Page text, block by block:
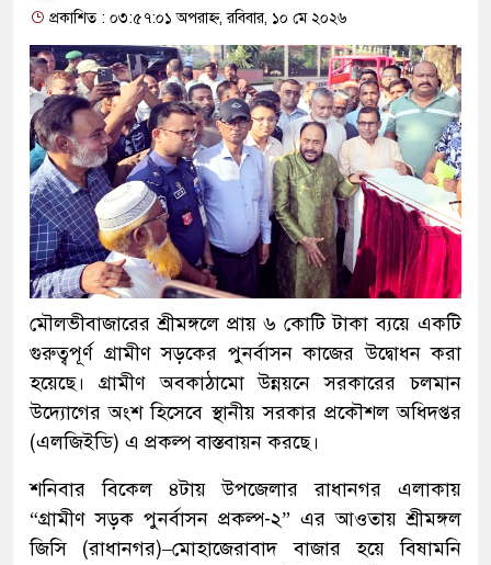
প্রকাশিত : ০৩:৫৭:০১ অপরাহ্ন, রবিবার, ১০ মে ২০২৬
মৌলভীবাজারের শ্রীমঙ্গলে প্রায় ৬ কোটি টাকা ব্যয়ে একটি
গুরুত্বপূর্ণ গ্রামীণ সড়কের পুনর্বাসন কাজের উদ্বোধন করা
হয়েছে। গ্রামীণ অবকাঠামো উন্নয়নে সরকারের চলমান
উদ্যোগের অংশ হিসেবে স্থানীয় সরকার প্রকৌশল অধিদপ্তর
(এলজিইডি) এ প্রকল্প বাস্তবায়ন করছে।
শনিবার বিকেল ৪টায় উপজেলার রাধানগর এলাকায়
“গ্রামীণ সড়ক পুনর্বাসন প্রকল্প-২” এর আওতায় শ্রীমঙ্গল
জিসি (রাধানগর)–মোহাজেরাবাদ বাজার হয়ে বিষামনি